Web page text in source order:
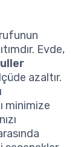
Evde,
azaltır.
minimize